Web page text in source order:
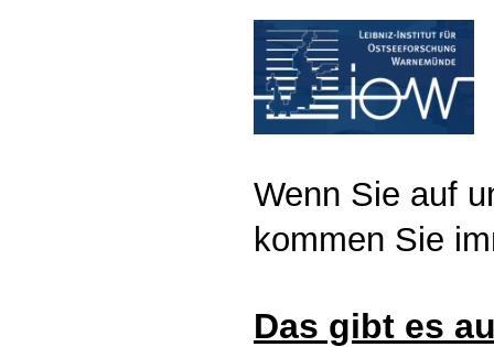
Wenn Sie auf
kommen Sie
Das gibt es